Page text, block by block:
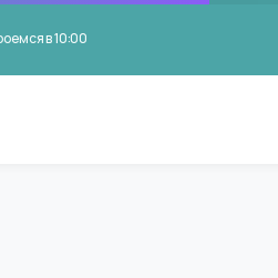
в 10:00